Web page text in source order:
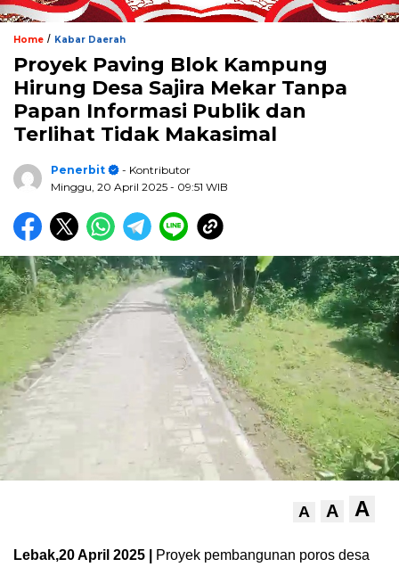
Home / Kabar Daerah
Proyek Paving Blok Kampung
Hirung Desa Sajira Mekar Tanpa
Papan Informasi Publik dan
Terlihat Tidak Makasimal
Penerbit
- Kontributor
Minggu, 20 April 2025 - 09:51 WIB
A A A
Lebak,20 April 2025 |
Proyek pembangunan poros desa